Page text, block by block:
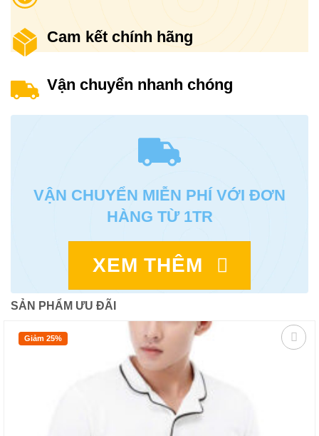
Cam kết chính hãng
Vận chuyển nhanh chóng
VẬN CHUYỂN MIỄN PHÍ VỚI ĐƠN
HÀNG TỪ 1TR
XEM THÊM
SẢN PHẨM ƯU ĐÃI
Giảm 25%